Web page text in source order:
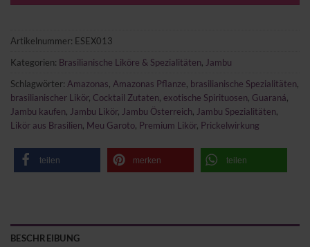
Artikelnummer: ESEX013
Kategorien: Brasilianische Liköre & Spezialitäten, Jambu
Schlagwörter: Amazonas, Amazonas Pflanze, brasilianische Spezialitäten,
brasilianischer Likör, Cocktail Zutaten, exotische Spirituosen, Guaraná,
Jambu kaufen, Jambu Likör, Jambu Österreich, Jambu Spezialitäten,
Likör aus Brasilien, Meu Garoto, Premium Likör, Prickelwirkung
teilen merken teilen
BESCHREIBUNG